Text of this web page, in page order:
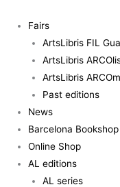
content
Fairs
ArtsLibris FIL
ArtsLibris
ArtsLibris
Past editions
News
Barcelona Bookshop
Online Shop
AL editions
AL series
quantity